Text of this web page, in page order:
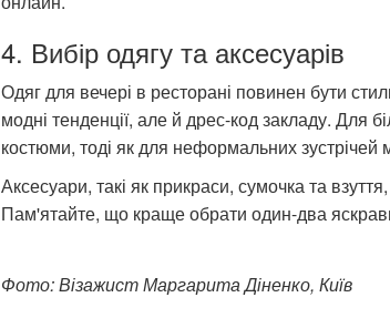
4. Вибір одягу та аксесуарів
Одяг для вечері в ресторані повинен бути
модні тенденції, але й дрес-код закладу. Для
костюми, тоді як для неформальних
Аксесуари, такі як прикраси, сумочка та
Пам'ятайте, що краще обрати один-два
Фото: Візажист Маргарита Діненко, Київ